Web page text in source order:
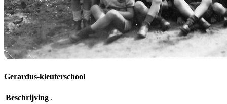
Gerardus-kleuterschool
Beschrijving .